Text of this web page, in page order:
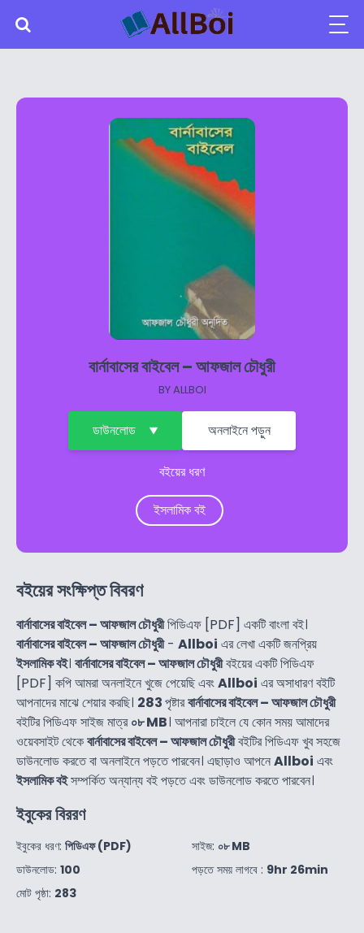
বার্নাবাসের বাইবেল – আফজাল চৌধুরী
BYALLBOI
ডাউনলোড অনলাইনে পড়ুন
বইয়ের ধরণ
ইসলামিক বই
বইয়ের সংক্ষিপ্ত বিবরণ
বার্নাবাসের বাইবেল – আফজাল চৌধুরীপিডিএফ [PDF] একটি বাংলা বই।
বার্নাবাসের বাইবেল – আফজাল চৌধুরী- Allboi এর লেখা একটি জনপ্রিয়
ইসলামিক বই। বার্নাবাসের বাইবেল – আফজাল চৌধুরীবইয়ের একটি পিডিএফ
[PDF] কপি আমরা অনলাইনে খুজে পেয়েছি এবংAllboi এর অসাধারণ বইটি
আপনাদের মাঝে শেয়ার করছি। 283পৃষ্টারবার্নাবাসের বাইবেল – আফজাল চৌধুরী
বইটির পিডিএফ সাইজ মাত্র০৮ MB। আপনারা চাইলে যে কোন সময় আমাদের
ওয়েবসাইট থেকেবার্নাবাসের বাইবেল – আফজাল চৌধুরীবইটির পিডিএফ খুব সহজে
ডাউনলোড করতে বা অনলাইনে পড়তে পারবেন। এছাড়াও আপনেAllboi এবং
ইসলামিক বইসম্পর্কিত অন্যান্য বই পড়তে এবং ডাউনলোড করতে পারবেন।
ইবুকের বিররণ
ইবুকের ধরণ: পিডিএফ (PDF)
ডাউনলোড: 100
মোট পৃষ্ঠা: 283
সাইজ: ০৮ MB
পড়তে সময় লাগবে : 9hr 26min